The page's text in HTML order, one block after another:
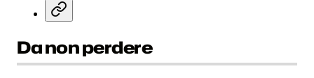
Da non perdere